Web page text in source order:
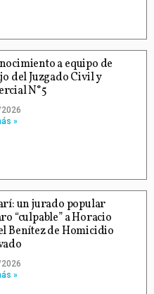
a equipo de
del Juzgado Civil y
N°5
»
un jurado popular
“culpable” a Horacio
Benítez de Homicidio
»